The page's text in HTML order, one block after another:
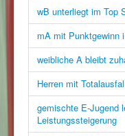
wB unterliegt im Top
mA mit Punktgewinn
weibliche A bleibt
Herren mit Totalausfall
gemischte E-Jugend
Leistungssteigerung